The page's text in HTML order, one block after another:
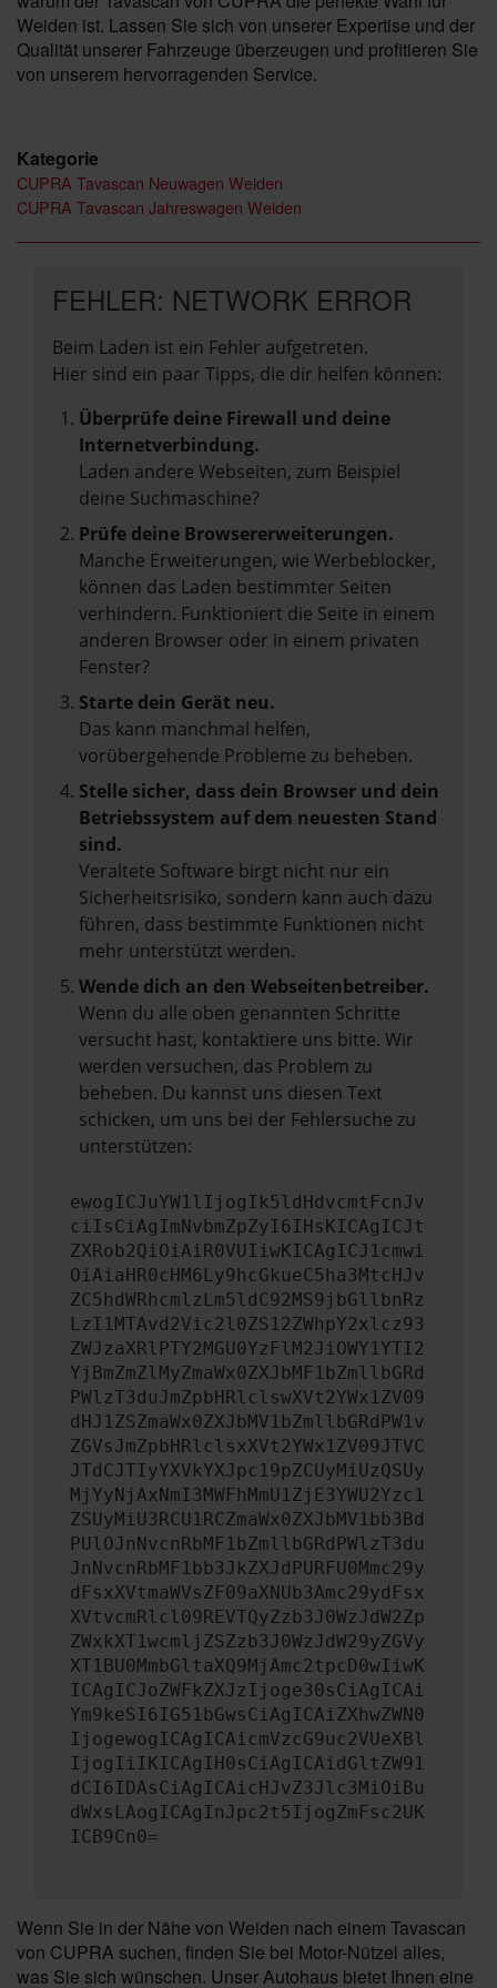
Weiden ist. Lassen Sie sich von unserer Expertise und der
Qualität unserer Fahrzeuge überzeugen und profitieren Sie
von unserem hervorragenden Service.
Kategorie
CUPRA Tavascan Neuwagen Weiden
CUPRA Tavascan Jahreswagen Weiden
FEHLER: NETWORK ERROR
Beim Laden ist ein Fehler aufgetreten.
Hier sind ein paar Tipps, die dir helfen können:
Überprüfe deine Firewall und deine
Internetverbindung.
Laden andere Webseiten, zum Beispiel
deine Suchmaschine?
Prüfe deine Browsererweiterungen.
Manche Erweiterungen, wie Werbeblocker,
können das Laden bestimmter Seiten
verhindern. Funktioniert die Seite in einem
anderen Browser oder in einem privaten
Fenster?
Starte dein Gerät neu.
Das kann manchmal helfen,
vorübergehende Probleme zu beheben.
Stelle sicher, dass dein Browser und dein
Betriebssystem auf dem neuesten Stand
sind.
Veraltete Software birgt nicht nur ein
Sicherheitsrisiko, sondern kann auch dazu
führen, dass bestimmte Funktionen nicht
mehr unterstützt werden.
Wende dich an den Webseitenbetreiber.
Wenn du alle oben genannten Schritte
versucht hast, kontaktiere uns bitte. Wir
werden versuchen, das Problem zu
beheben. Du kannst uns diesen Text
schicken, um uns bei der Fehlersuche zu
unterstützen:
ewogICJuYW1lIjogIk5ldHdvcmtFcnJv
ciIsCiAgImNvbmZpZyI6IHsKICAgICJt
ZXRob2QiOiAiR0VUIiwKICAgICJ1cmwi
OiAiaHR0cHM6Ly9hcGkueC5ha3MtcHJv
ZC5hdWRhcmlzLm5ldC92MS9jbGllbnRz
LzI1MTAvd2Vic2l0ZS12ZWhpY2xlcz93
ZWJzaXRlPTY2MGU0YzFlM2JiOWY1YTI2
YjBmZmZlMyZmaWx0ZXJbMF1bZmllbGRd
PWlzT3duJmZpbHRlclswXVt2YWx1ZV09
dHJ1ZSZmaWx0ZXJbMV1bZmllbGRdPW1v
ZGVsJmZpbHRlclsxXVt2YWx1ZV09JTVC
JTdCJTIyYXVkYXJpc19pZCUyMiUzQSUy
MjYyNjAxNmI3MWFhMmU1ZjE3YWU2Yzc1
ZSUyMiU3RCU1RCZmaWx0ZXJbMV1bb3Bd
PUlOJnNvcnRbMF1bZmllbGRdPWlzT3du
JnNvcnRbMF1bb3JkZXJdPURFU0Mmc29y
dFsxXVtmaWVsZF09aXNUb3Amc29ydFsx
XVtvcmRlcl09REVTQyZzb3J0WzJdW2Zp
ZWxkXT1wcmljZSZzb3J0WzJdW29yZGVy
XT1BU0MmbGltaXQ9MjAmc2tpcD0wIiwK
ICAgICJoZWFkZXJzIjoge30sCiAgICAi
Ym9keSI6IG51bGwsCiAgICAiZXhwZWN0
IjogewogICAgICAicmVzcG9uc2VUeXBl
IjogIiIKICAgIH0sCiAgICAidGltZW91
dCI6IDAsCiAgICAicHJvZ3Jlc3MiOiBu
dWxsLAogICAgInJpc2t5IjogZmFsc2UK
ICB9Cn0=
Wenn Sie in der Nähe von Weiden nach einem Tavascan
von CUPRA suchen, finden Sie bei Motor-Nützel alles,
was Sie sich wünschen. Unser Autohaus bietet Ihnen eine